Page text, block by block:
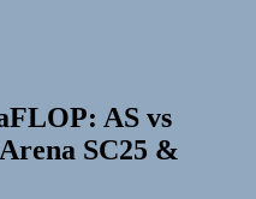
AS vs
SC25 &